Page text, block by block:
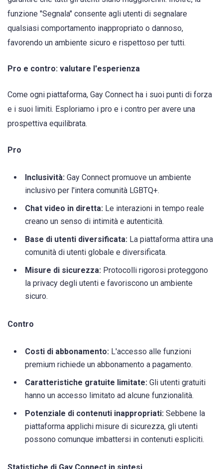
funzione "Segnala" consente agli utenti di segnalare
qualsiasi comportamento inappropriato o dannoso,
favorendo un ambiente sicuro e rispettoso per tutti.
Pro e contro: valutare l'esperienza
Come ogni piattaforma, Gay Connect ha i suoi punti di forza
e i suoi limiti. Esploriamo i pro e i contro per avere una
prospettiva equilibrata.
Pro
Inclusività: Gay Connect promuove un ambiente
inclusivo per l'intera comunità LGBTQ+.
Chat video in diretta: Le interazioni in tempo reale
creano un senso di intimità e autenticità.
Base di utenti diversificata: La piattaforma attira una
comunità di utenti globale e diversificata.
Misure di sicurezza: Protocolli rigorosi proteggono
la privacy degli utenti e favoriscono un ambiente
sicuro.
Contro
Costi di abbonamento: L'accesso alle funzioni
premium richiede un abbonamento a pagamento.
Caratteristiche gratuite limitate: Gli utenti gratuiti
hanno un accesso limitato ad alcune funzionalità.
Potenziale di contenuti inappropriati: Sebbene la
piattaforma applichi misure di sicurezza, gli utenti
possono comunque imbattersi in contenuti espliciti.